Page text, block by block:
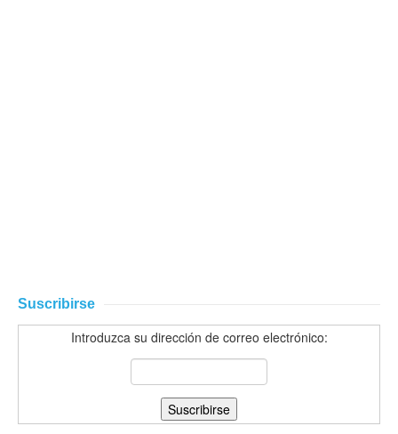
Suscribirse
Introduzca su dirección de correo electrónico: